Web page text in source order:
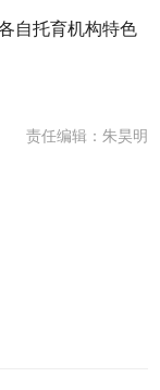
自托育机构特色
责任编辑：朱昊明